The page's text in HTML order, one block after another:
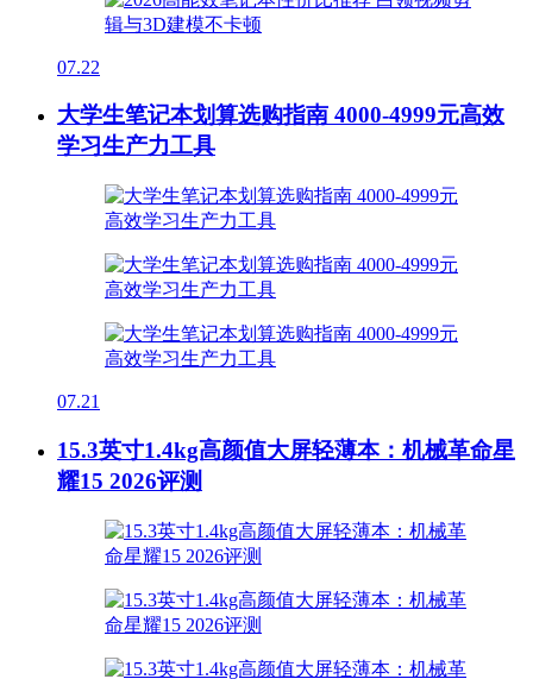
07.22
大学生笔记本划算选购指南 4000-4999元高效
学习生产力工具
07.21
15.3英寸1.4kg高颜值大屏轻薄本：机械革命星
耀15 2026评测